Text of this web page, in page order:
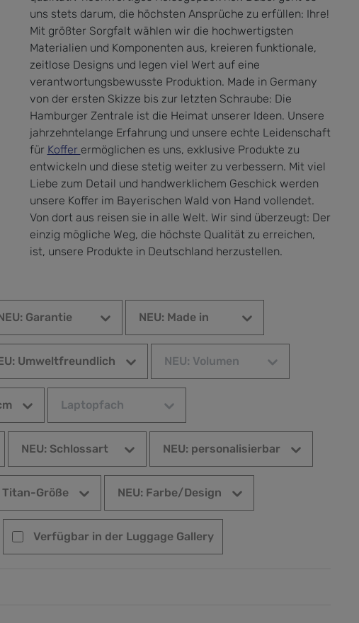
uns stets darum, die höchsten Ansprüche zu erfüllen: Ihre!
Mit größter Sorgfalt wählen wir die hochwertigsten
Materialien und Komponenten aus, kreieren funktionale,
zeitlose Designs und legen viel Wert auf eine
verantwortungsbewusste Produktion. Made in Germany
von der ersten Skizze bis zur letzten Schraube: Die
Hamburger Zentrale ist die Heimat unserer Ideen. Unsere
jahrzehntelange Erfahrung und unsere echte Leidenschaft
für Koffer ermöglichen es uns, exklusive Produkte zu
entwickeln und diese stetig weiter zu verbessern. Mit viel
Liebe zum Detail und handwerklichem Geschick werden
unsere Koffer im Bayerischen Wald von Hand vollendet.
Von dort aus reisen sie in alle Welt. Wir sind überzeugt: Der
einzig mögliche Weg, die höchste Qualität zu erreichen,
ist, unsere Produkte in Deutschland herzustellen.
Garantie NEU: Made in
Umweltfreundlich NEU: Volumen
Laptopfach
NEU: Schlossart NEU: personalisierbar
Titan-Größe NEU: Farbe/Design
Verfügbar in der Luggage Gallery
Verfügbar in der Luggage Gallery